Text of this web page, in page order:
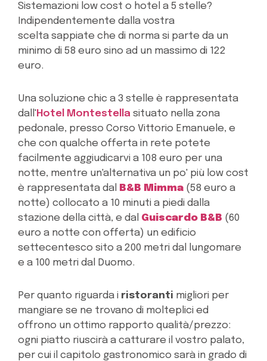
Sistemazioni low cost o hotel a 5 stelle?
Indipendentemente dalla vostra
scelta sappiate che di norma si parte da un
minimo di 58 euro sino ad un massimo di 122
euro.
Una soluzione chic a 3 stelle è rappresentata
dall'Hotel Montestella situato nella zona
pedonale, presso Corso Vittorio Emanuele, e
che con qualche offerta in rete potete
facilmente aggiudicarvi a 108 euro per una
notte, mentre un'alternativa un po' più low cost
è rappresentata dal
B&B Mimma (58 euro a
notte) collocato a 10 minuti a piedi dalla
stazione della città, e dal Guiscardo B&B (60
euro a notte con offerta) un edificio
settecentesco sito a 200 metri dal lungomare
e a 100 metri dal Duomo.
Per quanto riguarda i ristoranti migliori per
mangiare se ne trovano di molteplici ed
offrono un ottimo rapporto qualità/prezzo:
ogni piatto riuscirà a catturare il vostro palato,
per cui il capitolo gastronomico sarà in grado di